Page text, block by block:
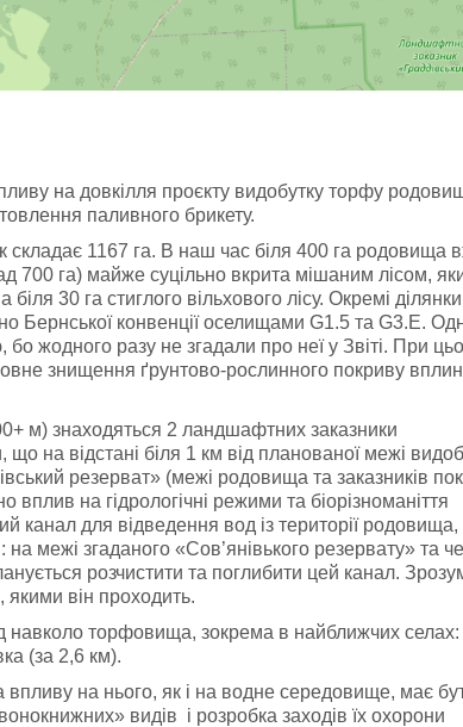
на довкілля проєкту видобутку торфу
паливного брикету.
1167 га. В наш час біля 400 га родовища
700 га) майже суцільно вкрита мішаним лісом,
30 га стиглого вільхового лісу. Окремі
Бернської конвенції оселищами G1.5 та G3.Е.
жодного разу не згадали про неї у Звіті. При
знищення ґрунтово-рослинного покриву
м) знаходяться 2 ландшафтних заказники
на відстані біля 1 км від планованої межі
резерват» (межі родовища та заказників
на гідрологічні режими та біорізноманіття
канал для відведення вод із території родовища,
межі згаданого «Сов’янівького резервату» та
розчистити та поглибити цей канал.
якими він проходить.
навколо торфовища, зокрема в найближчих
(за 2,6 км).
на нього, як і на водне середовище, має
видів і розробка заходів їх охорони